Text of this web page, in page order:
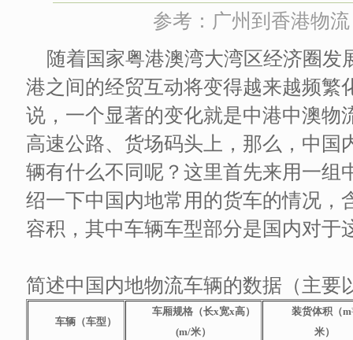
参考：广州到香港物
随着国家粤港澳湾大湾区经济圈
港之间的经贸互动将变得越来越频繁
说，一个显著的变化就是中港中澳物
高速公路、货场码头上，那么，中国
辆有什么不同呢？这里首先来用一组
绍一下中国内地常用的货车的情况，
容积，其中车辆车型部分是国内对于
简述中国内地物流车辆的数据（主要
车辆（车型）
车厢规格（长x宽x高）
(m/米）
装货体积（
米）